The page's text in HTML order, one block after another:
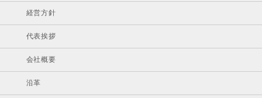
経営方針
代表挨拶
会社概要
沿革